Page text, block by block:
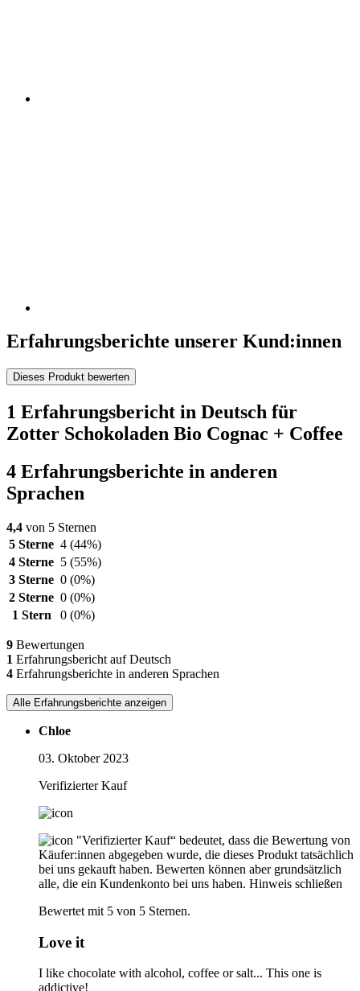
Erfahrungsberichte unserer Kund:innen
Dieses Produkt bewerten
1 Erfahrungsbericht in Deutsch für
Zotter Schokoladen Bio Cognac + Coffee
4 Erfahrungsberichte in anderen
Sprachen
4,4 von 5 Sternen
5 Sterne 4 (44%)
4 Sterne 5 (55%)
3 Sterne 0 (0%)
2 Sterne 0 (0%)
1 Stern
0 (0%)
9 Bewertungen
1 Erfahrungsbericht auf Deutsch
4 Erfahrungsberichte in anderen Sprachen
Alle Erfahrungsberichte anzeigen
Chloe
03. Oktober 2023
Verifizierter Kauf
"Verifizierter Kauf“ bedeutet, dass die Bewertung von
Käufer:innen abgegeben wurde, die dieses Produkt tatsächlich
bei uns gekauft haben. Bewerten können aber grundsätzlich
alle, die ein Kundenkonto bei uns haben. Hinweis schließen
Bewertet mit 5 von 5 Sternen.
Love it
I like chocolate with alcohol, coffee or salt... This one is
addictive!